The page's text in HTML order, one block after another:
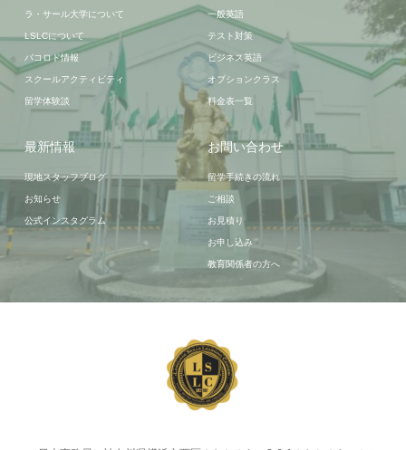
ラ・サール大学について
LSLCについて
バコロド情報
スクールアクティビティ
留学体験談
一般英語
テスト対策
ビジネス英語
オプションクラス
料金表一覧
最新情報
現地スタッフブログ
お知らせ
公式インスタグラム
お問い合わせ
留学手続きの流れ
ご相談
お見積り
お申し込み
教育関係者の方へ